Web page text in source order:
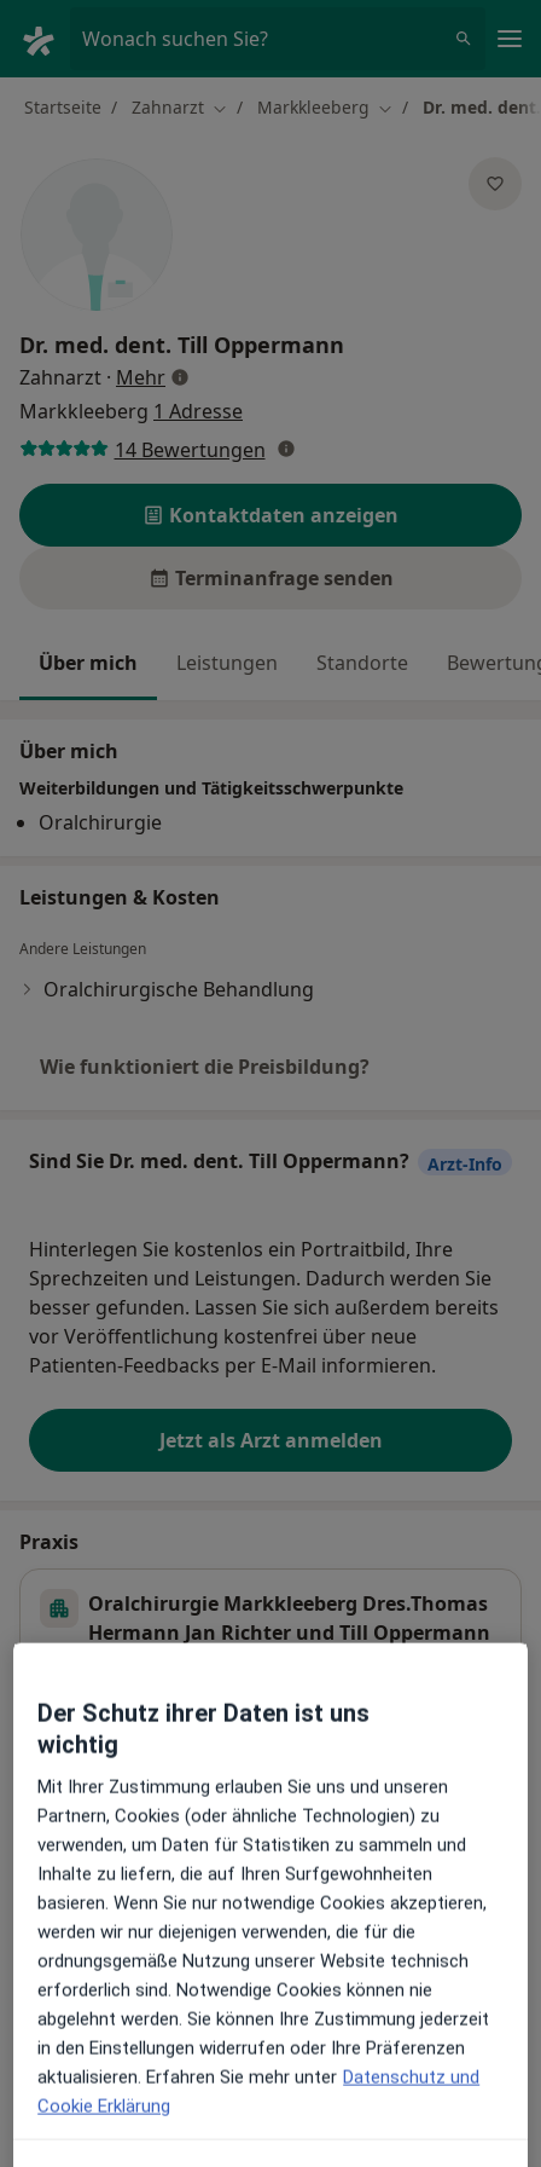
Wonach suchen Sie?
Startseite Zahnarzt Stadt ändern
Markkleeberg Stadt ändern
Dr. med.
Dr. med. dent. Till Oppermann
Zahnarzt · Mehrüber Spezialisierungen
Markkleeberg 1 Adresse
14 Bewertungen
Kontaktdaten anzeigen
Terminanfrage senden
Über mich Leistungen Standorte
Über mich
Weiterbildungen und Tätigkeitsschwerpunkte
Oralchirurgie
Leistungen & Kosten
Andere Leistungen
Oralchirurgische Behandlung
Wie funktioniert die Preisbildung?
Sind Sie Dr. med. dent. Till Oppermann? Arzt-Info
Hinterlegen Sie kostenlos ein Portraitbild, Ihre
Sprechzeiten und Leistungen. Dadurch werden Sie
besser gefunden. Lassen Sie sich außerdem bereits
vor Veröffentlichung kostenfrei über neue
Patienten-Feedbacks per E-Mail informieren.
Jetzt als Arzt anmelden
Praxis
Oralchirurgie Markkleeberg Dres.Thomas
Hermann Jan Richter und Till Oppermann
Verfügbarkeit
Dr. med. dent. Till Oppermann bietet an diesem
Standort über Jameda keine Online-
Terminbuchung an
Zahlungsmodalitäten (private Besuche)
Akzeptierte Versicherungen
Details
Telefonnummer
0341 35...Telefonnummer anzeigen
Der Schutz ihrer Daten ist uns
wichtig
Mit Ihrer Zustimmung erlauben Sie uns und unseren
Partnern, Cookies (oder ähnliche Technologien) zu
verwenden, um Daten für Statistiken zu sammeln und
Inhalte zu liefern, die auf Ihren Surfgewohnheiten
basieren. Wenn Sie nur notwendige Cookies akzeptieren,
werden wir nur diejenigen verwenden, die für die
ordnungsgemäße Nutzung unserer Website technisch
erforderlich sind. Notwendige Cookies können nie
abgelehnt werden. Sie können Ihre Zustimmung jederzeit
in den Einstellungen widerrufen oder Ihre Präferenzen
aktualisieren. Erfahren Sie mehr unter Datenschutz und
Cookie Erklärung